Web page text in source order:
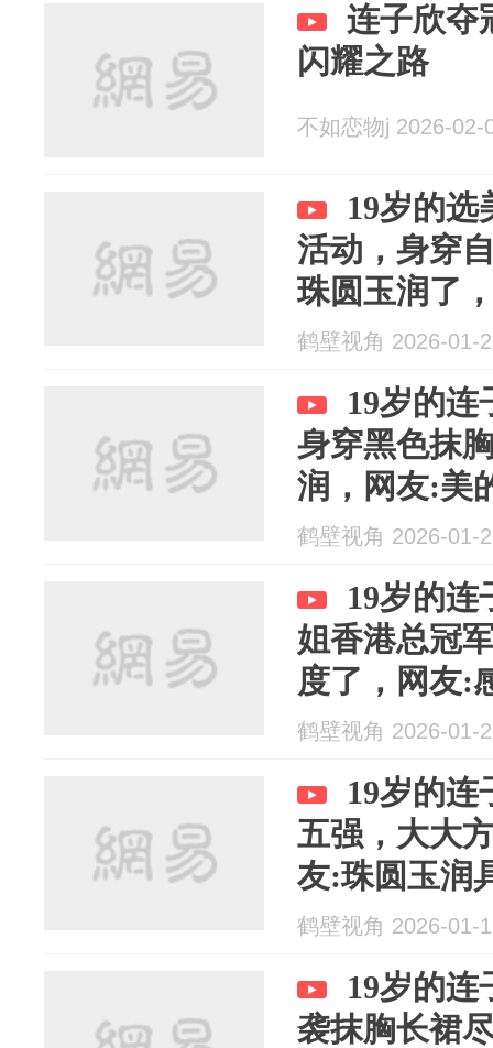
连子欣夺
闪耀之路
不如恋物j 2026-02-
19岁的选
活动，身穿
珠圆玉润了
是五官都没
鹤壁视角 2026-01-
19岁的连
身穿黑色抹
润，网友:美
女人看了都
鹤壁视角 2026-01-
19岁的连
姐香港总冠
度了，网友:
回来了，端
鹤壁视角 2026-01-
19岁的连
五强，大大
友:珠圆玉润
范!
鹤壁视角 2026-01-
19岁的连
袭抹胸长裙